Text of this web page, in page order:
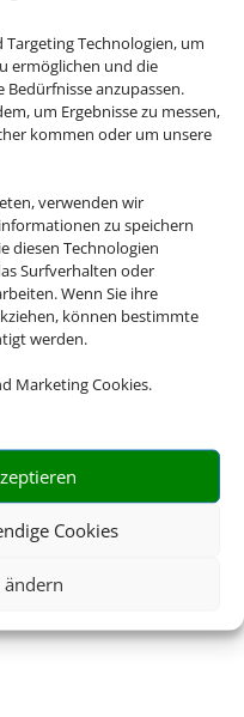
Technologien, um
ermöglichen und die
Bedürfnisse anzupassen.
um Ergebnisse zu messen,
kommen oder um unsere
verwenden wir
zu speichern
diesen Technologien
Surfverhalten oder
Wenn Sie ihre
können bestimmte
werden.
Marketing Cookies.
Cookies
ändern